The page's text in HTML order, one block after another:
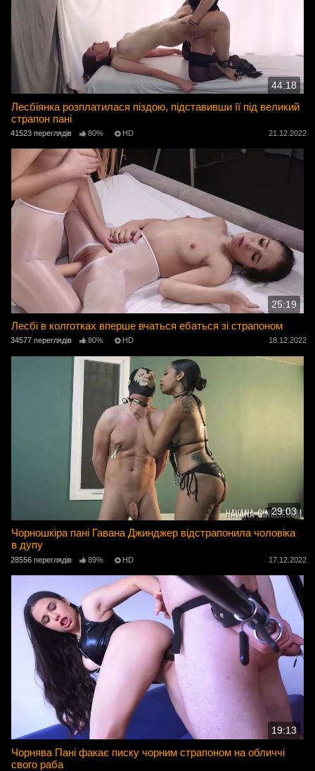
44:18
Лесбіянка розплатилася піздою, підставивши її під великий
страпон пані
41523 переглядів 80% HD 21.12.2022
25:19
Лесбі в колготках вперше вчаться ебаться зі страпоном
34577 переглядів 80% HD 18.12.2022
29:03
Чорношкіра пані Гавана Джинджер відстрапонила чоловіка
в дупу
28556 переглядів 89% HD 17.12.2022
19:13
Чорнява Пані факає писку чорним страпоном на обличчі
свого раба